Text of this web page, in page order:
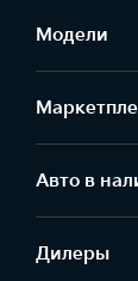
Модели
Aвто в
Дилеры